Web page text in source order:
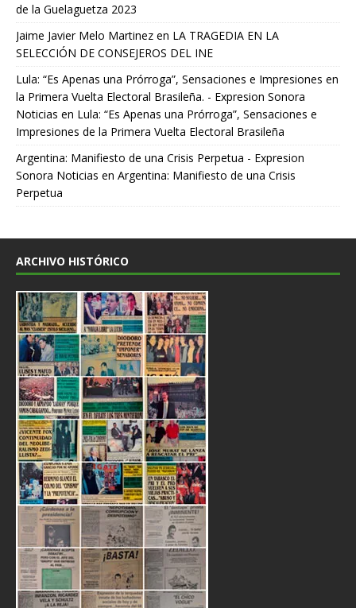
de la Guelaguetza 2023
Jaime Javier Melo Martinez en LA TRAGEDIA EN LA
SELECCIÓN DE CONSEJEROS DEL INE
Lula: “Es Apenas una Prórroga”, Sensaciones e Impresiones en
la Primera Vuelta Electoral Brasileña. - Expresion Sonora
Noticias en Lula: “Es Apenas una Prórroga”, Sensaciones e
Impresiones de la Primera Vuelta Electoral Brasileña
Argentina: Manifiesto de una Crisis Perpetua - Expresion
Sonora Noticias en Argentina: Manifiesto de una Crisis
Perpetua
ARCHIVO HISTÓRICO